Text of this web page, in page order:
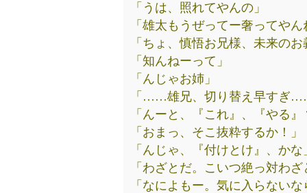
「うは、照れてやんの」
「雄太もうぜってー奢ってや
「ちょ、慎悟お兄様、未来の
「知んねーって」
「んじゃお姉」
「……雄兄、切り替え早すぎ
「んーと、『これ』、『やる』
「おまっ、そこ抜粋するか！」
「んじゃ、『付けとけ』、かな
「わざとだ。こいつ絶っ対わ
「なによもー。気に入らない